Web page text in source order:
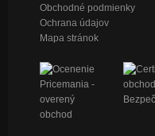
Obchodné podmienky
Ochrana údajov
Mapa stránok